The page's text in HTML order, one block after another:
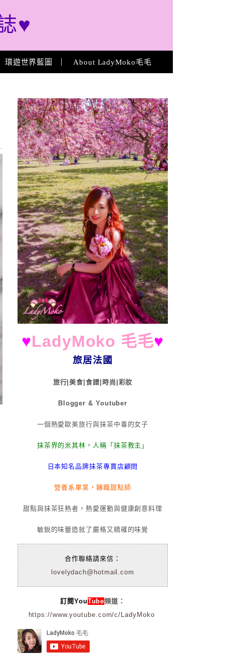
♥
環遊世界藍圖 About LadyMoko毛毛
About
♥LadyMoko 毛毛♥
旅居法國
旅行|美食|食譜|時尚|彩妝
Blogger & Youtuber
一個熱愛歐美旅行與抹茶中毒的女子
抹茶界的米其林，人稱「抹茶教主」
日本知名品牌抹茶專賣店顧問
營養系畢業，轉職甜點師
甜點與抹茶狂熱者，熱愛運動與健康創意料理
敏銳的味蕾造就了嚴格又精確的味覺
合作聯絡請來信：
lovelydach@hotmail.com
訂閱YouTube頻道：
https://www.youtube.com/c/LadyMoko